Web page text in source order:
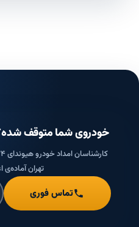
خودروی شما متوقف شده؟
تهران آماده‌ی
تماس فوری